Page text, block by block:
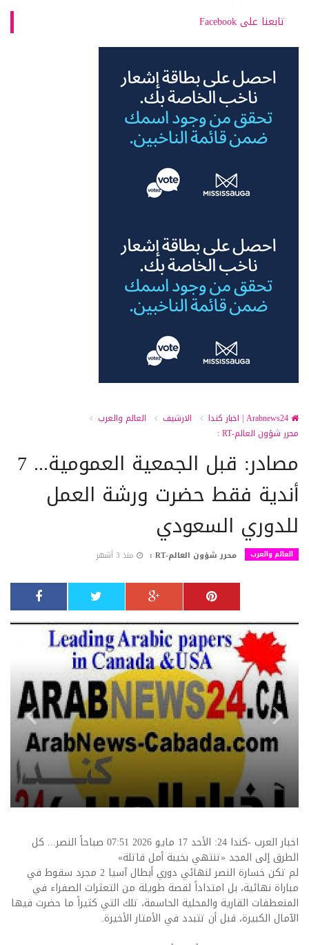
تابعنا على Facebook
الارشيف
العالم والعرب
محرر شؤون العالم-RT :
مصادر: قبل الجمعية العمومية... 7
أندية فقط حضرت ورشة العمل
للدوري السعودي
العالم والعرب محرر شؤون العالم-RT : منذ 3 أشهر
اخبار العرب -كندا 24: الأحد 17 مايو 2026 07:51 صباحاً النصر... كل
الطرق إلى المجد «تنتهي بخيبة أمل قاتلة»
لم تكن خسارة النصر لنهائي دوري أبطال آسيا 2 مجرد سقوط في
مباراة نهائية، بل امتداداً لقصة طويلة من التعثرات الصفراء في
المنعطفات القارية والمحلية الحاسمة، تلك التي كثيراً ما حضرت فيها
الآمال الكبيرة، قبل أن تتبدد في الأمتار الأخيرة.